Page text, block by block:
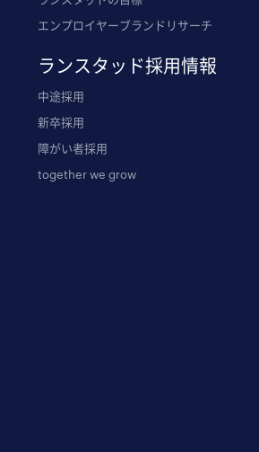
エンプロイヤーブランドリサーチ
ランスタッド採用情報
中途採用
新卒採用
障がい者採用
together we grow